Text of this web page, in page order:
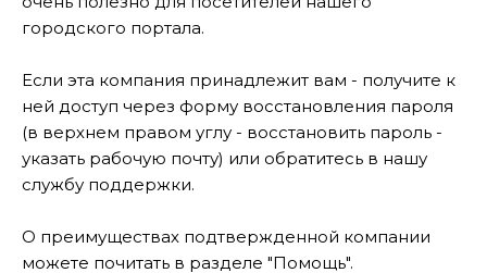
городского портала.
Если эта компания принадлежит вам - получите к
ней доступ через форму восстановления пароля
(в верхнем правом углу - восстановить пароль -
указать рабочую почту) или обратитесь в нашу
службу поддержки.
О преимуществах подтвержденной компании
можете почитать в разделе "Помощь".